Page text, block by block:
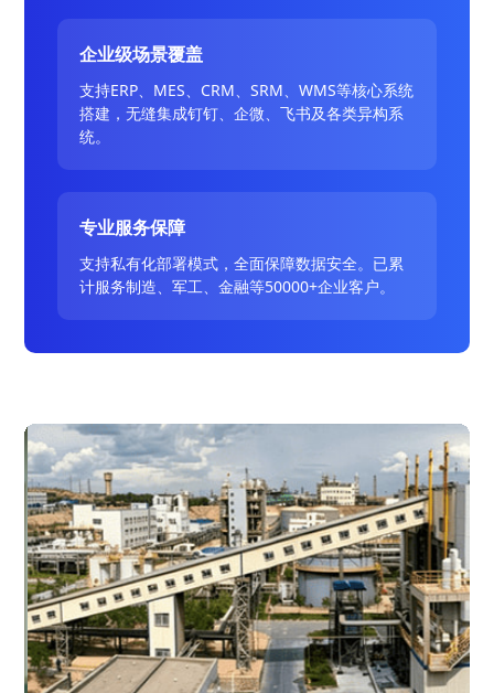
企业级场景覆盖
支持ERP、MES、CRM、SRM、WMS等核心系统
搭建，无缝集成钉钉、企微、飞书及各类异构系
统。
专业服务保障
支持私有化部署模式，全面保障数据安全。已累
计服务制造、军工、金融等50000+企业客户。